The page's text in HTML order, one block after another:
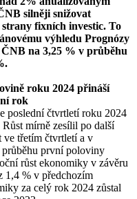
silněji snižovat
fixních investic. To
výhledu Prognózy
na 3,25 % v průběhu
roku 2024 přináší
rok
poslední čtvrtletí roku 2024
mírně zesílil po další
ve třetím čtvrtletí a v
průběhu první poloviny
růst ekonomiky v závěru
1,4 % v předchozím
za celý rok 2024 zůstal